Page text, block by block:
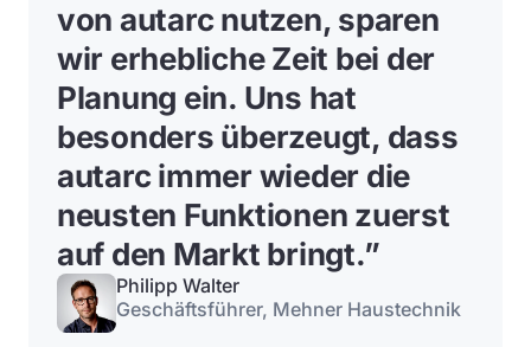
von autarc nutzen, sparen
wir erhebliche Zeit bei der
Planung ein. Uns hat
besonders überzeugt, dass
autarc immer wieder die
neusten Funktionen zuerst
auf den Markt bringt.”
Philipp Walter
Geschäftsführer, Mehner Haustechnik